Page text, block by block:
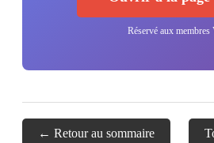
Réservé aux membres
← Retour au sommaire